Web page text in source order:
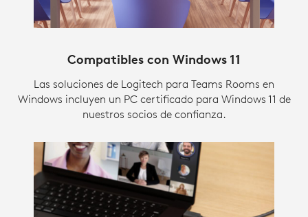
Compatibles con Windows 11
Las soluciones de Logitech para Teams Rooms en
Windows incluyen un PC certificado para Windows 11 de
nuestros socios de confianza.